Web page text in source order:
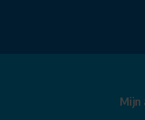
Mijn